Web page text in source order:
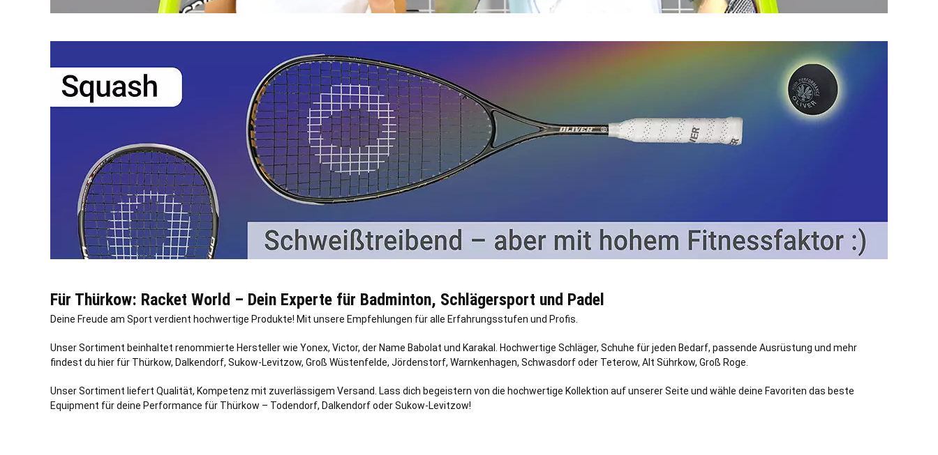
Für Thürkow: Racket World – Dein Experte für Badminton, Schlägersport und Padel
Deine Freude am Sport verdient hochwertige Produkte! Mit unsere Empfehlungen für alle Erfahrungsstufen und Profis.
Unser Sortiment beinhaltet renommierte Hersteller wie Yonex, Victor, der Name Babolat und Karakal. Hochwertige Schläger, Schuhe für jeden Bedarf, passende Ausrüstung und mehr
findest du hier für Thürkow, Dalkendorf, Sukow-Levitzow, Groß Wüstenfelde, Jördenstorf, Warnkenhagen, Schwasdorfoder Teterow, Alt Sührkow, Groß Roge
Unser Sortiment liefert Qualität, Kompetenz mit zuverlässigem Versand. Lass dich begeistern von die hochwertige Kollektion auf unserer Seite und wähle deine Favoriten das beste
Equipment für deine Performance für Thürkow – Todendorf, Dalkendorf oderSukow-Levitzow!